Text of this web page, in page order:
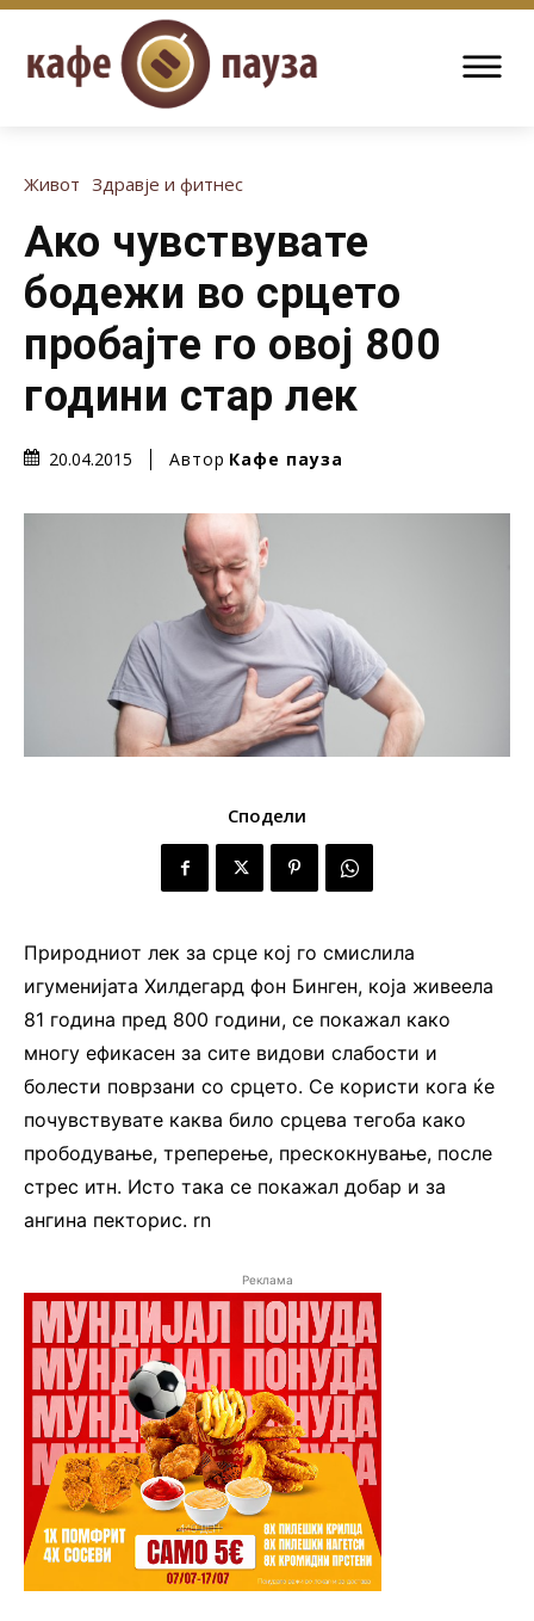
Живот Здравје и фитнес
Ако чувствувате
бодежи во срцето
пробајте го овој 800
години стар лек
20.04.2015 Автор Кафе пауза
Сподели
Природниот лек за срце кој го смислила
игуменијата Хилдегард фон Бинген, која живеела
81 година пред 800 години, се покажал како
многу ефикасен за сите видови слабости и
болести поврзани со срцето. Се користи кога ќе
почувствувате каква било срцева тегоба како
прободување, треперење, прескокнување, после
стрес итн. Исто така се покажал добар и за
ангина пекторис. rn
Реклама